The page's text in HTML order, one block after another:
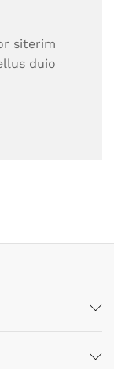
siterim
duio